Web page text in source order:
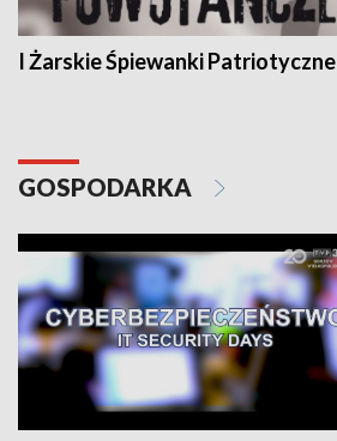
I Żarskie Śpiewanki Patriotyczne
GOSPODARKA